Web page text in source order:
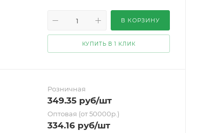
В КОРЗИНУ
КУПИТЬ В 1 КЛИК
Розничная
349.35 руб/шт
Оптовая (от 50000р.)
334.16 руб/шт